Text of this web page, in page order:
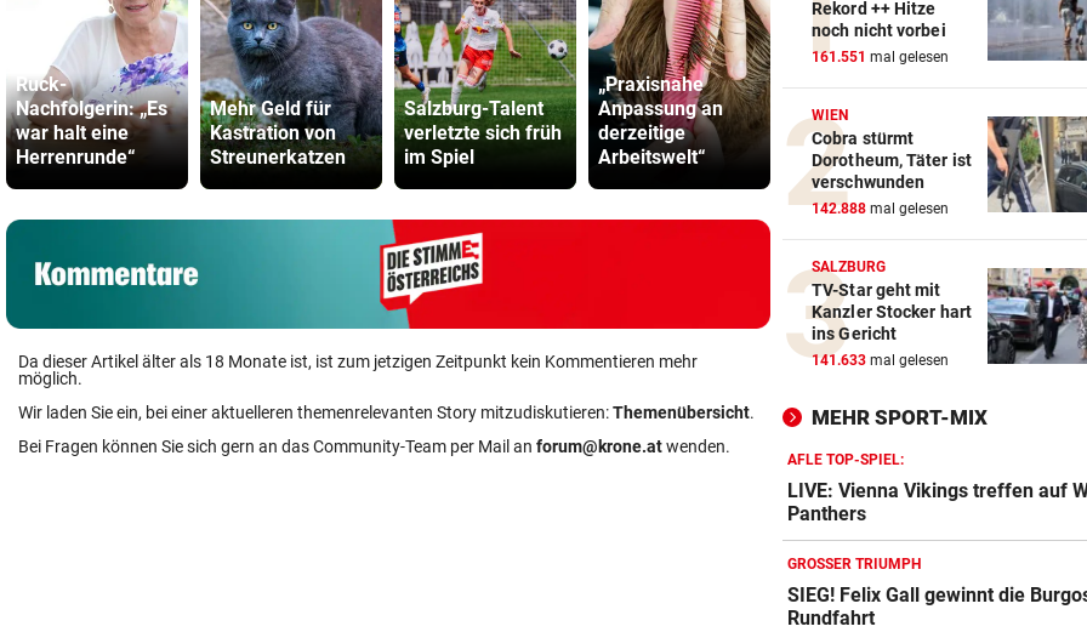
Ruck-
Nachfolgerin: „Es
war halt eine
Herrenrunde“
Mehr Geld für
Kastration von
Streunerkatzen
Salzburg-Talent
verletzte sich früh
im Spiel
„Praxisnahe
Anpassung an
derzeitige
Arbeitswelt“
60 Alarme zu
Waldbränden in
einer Woche
gegen
Polizisten
Da dieser Artikel älter als 18 Monate ist, ist zum jetzigen Zeitpunkt kein Kommentieren mehr
möglich.
Wir laden Sie ein, bei einer aktuelleren themenrelevanten Story mitzudiskutieren:Themenübersicht.
Bei Fragen können Sie sich gern an das Community-Team per Mail an forum@krone.atwenden.
Rekord ++ Hitze
noch nicht vorbei
161.551 mal gelesen
WIEN
Cobra stürmt
Dorotheum, Täter ist
verschwunden
142.888 mal gelesen
SALZBURG
TV-Star geht mit
Kanzler Stocker hart
ins Gericht
141.633 mal gelesen
MEHR SPORT-MIX
AFLE TOP-SPIEL:
LIVE: Vienna Vikings treffen auf
Panthers
GROSSER TRIUMPH
SIEG! Felix Gall gewinnt die
Rundfahrt